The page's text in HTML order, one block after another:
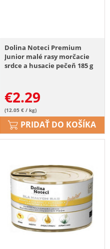
Dolina Noteci Premium
Junior malé rasy morčacie
srdce a husacie pečeň 185 g
€2.29
(12.05 € / kg)
PRIDAŤ DO KOŠÍKA